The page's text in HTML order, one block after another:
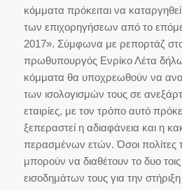
κόμματα πρόκειται να
των επιχορηγήσεων από το
2017». Σύμφωνα με ρεπορτάζ
πρωθυπουργός Ενρίκο Λέτα
κόμματα θα υποχρεωθούν να
των ισολογισμών τους σε
εταιρίες, με τον τρόπο αυτό
ξεπεραστεί η αδιαφάνεια και η
περασμένων ετών. Όσοι πολίτες
μπορούν να διαθέτουν το δυο τοις
εισοδημάτων τους για την